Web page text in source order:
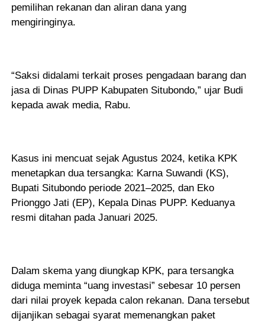
pemilihan rekanan dan aliran dana yang
mengiringinya.
“Saksi didalami terkait proses pengadaan barang dan
jasa di Dinas PUPP Kabupaten Situbondo,” ujar Budi
kepada awak media, Rabu.
Kasus ini mencuat sejak Agustus 2024, ketika KPK
menetapkan dua tersangka: Karna Suwandi (KS),
Bupati Situbondo periode 2021–2025, dan Eko
Prionggo Jati (EP), Kepala Dinas PUPP. Keduanya
resmi ditahan pada Januari 2025.
Dalam skema yang diungkap KPK, para tersangka
diduga meminta “uang investasi” sebesar 10 persen
dari nilai proyek kepada calon rekanan. Dana tersebut
dijanjikan sebagai syarat memenangkan paket